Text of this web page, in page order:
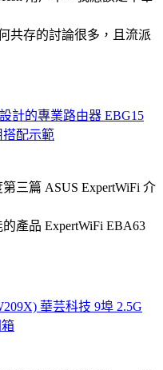
共存的討論很多，且流派
計的專業路由器 EBG15
配示範
三篇 ASUS ExpertWiFi 介
產品 ExpertWiFi EBA63
華芸科技 9埠 2.5G